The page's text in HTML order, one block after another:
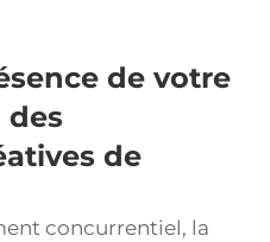
de votre
des
de
concurrentiel, la